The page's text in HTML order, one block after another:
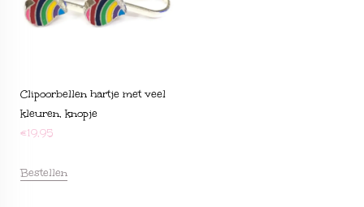
Clipoorbellen hartje met veel
kleuren, knopje
€19,95
Bestellen